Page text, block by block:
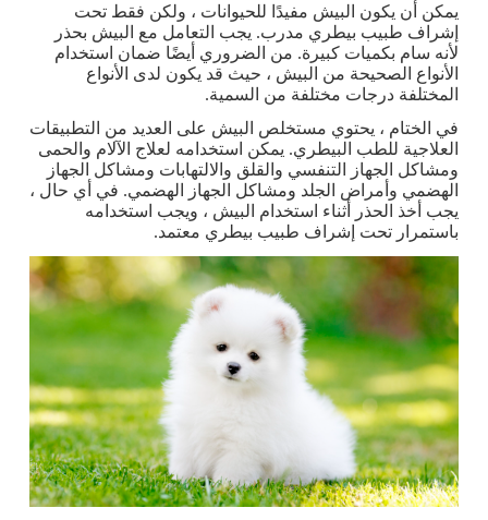
يمكن أن يكون البيش مفيدًا للحيوانات ، ولكن فقط تحت
إشراف طبيب بيطري مدرب. يجب التعامل مع البيش بحذر
لأنه سام بكميات كبيرة. من الضروري أيضًا ضمان استخدام
الأنواع الصحيحة من البيش ، حيث قد يكون لدى الأنواع
المختلفة درجات مختلفة من السمية.
في الختام ، يحتوي مستخلص البيش على العديد من التطبيقات
العلاجية للطب البيطري. يمكن استخدامه لعلاج الآلام والحمى
ومشاكل الجهاز التنفسي والقلق والالتهابات ومشاكل الجهاز
الهضمي وأمراض الجلد ومشاكل الجهاز الهضمي. في أي حال ،
يجب أخذ الحذر أثناء استخدام البيش ، ويجب استخدامه
باستمرار تحت إشراف طبيب بيطري معتمد.